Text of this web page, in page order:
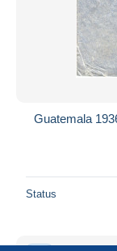
Guatemala
Status